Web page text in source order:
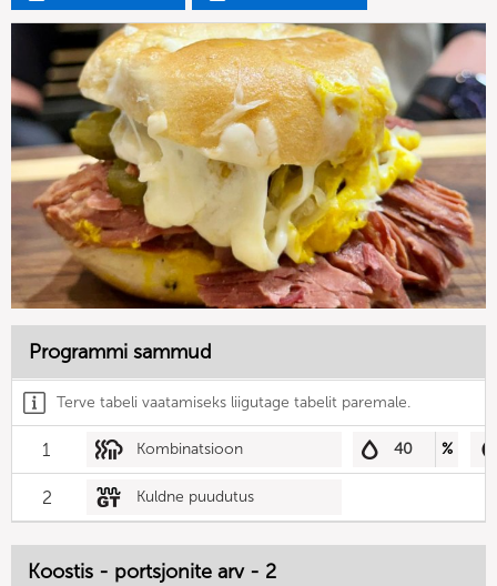
Programmi sammud
Terve tabeli vaatamiseks liigutage tabelit paremale.
1 Kombinatsioon 40 %
2 Kuldne puudutus
Koostis - portsjonite arv - 2